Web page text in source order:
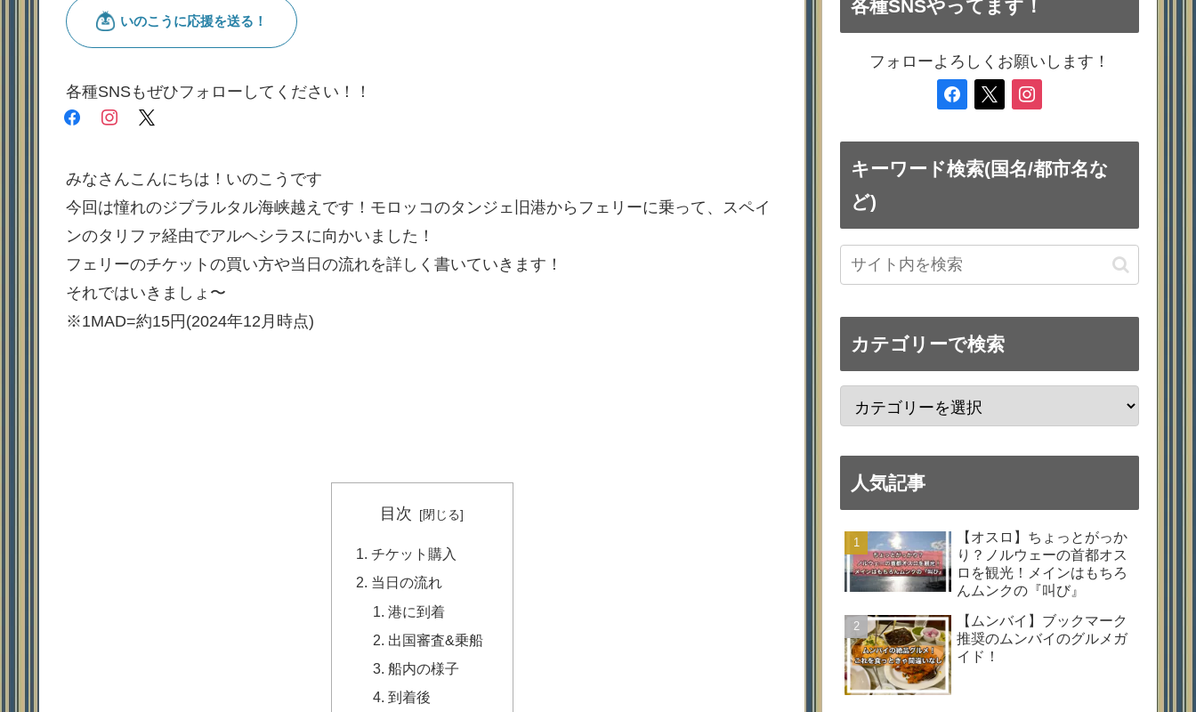
各種SNSもぜひフォローしてください！！
facebookinstagram
みなさんこんにちは！いのこうです
今回は憧れのジブラルタル海峡越えです！モロッコのタンジェ旧港からフェリーに乗って、スペイ
ンのタリファ経由でアルヘシラスに向かいました！
フェリーのチケットの買い方や当日の流れを詳しく書いていきます！
それではいきましょ〜
※1MAD=約15円(2024年12月時点)
目次
チケット購入
当日の流れ
港に到着
出国審査&乗船
船内の様子
到着後
各種SNSやってます！
フォローよろしくお願いします！
facebook
instagram
キーワード検索(国名/都市名な
ど)
カテゴリーで検索
人気記事
【オスロ】ちょっとがっか
り？ノルウェーの首都オス
ロを観光！メインはもちろ
んムンクの『叫び』
【ムンバイ】ブックマーク
推奨のムンバイのグルメガ
イド！